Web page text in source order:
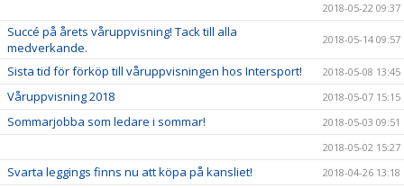
2018-05-22 09:37
Succé på årets våruppvisning! Tack till alla
medverkande.
2018-05-14 09:57
Sista tid för förköp till våruppvisningen hos Intersport! 2018-05-08 13:45
Våruppvisning 2018 2018-05-07 15:15
Sommarjobba som ledare i sommar!
2018-05-03 09:51
2018-05-02 15:27
Svarta leggings finns nu att köpa på kansliet! 2018-04-26 13:18